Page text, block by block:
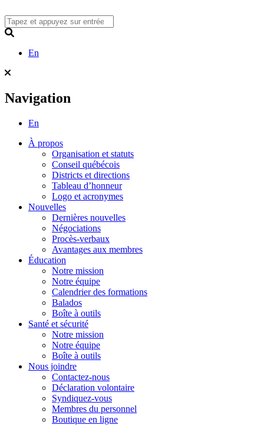
to
content
En
Navigation
En
À propos
Organisation et statuts
Conseil québécois
Districts et directions
Tableau d’honneur
Logo et acronymes
Nouvelles
Dernières nouvelles
Négociations
Procès-verbaux
Avantages aux membres
Éducation
Notre mission
Notre équipe
Calendrier des formations
Balados
Boîte à outils
Santé et sécurité
Notre mission
Notre équipe
Boîte à outils
Nous joindre
Contactez-nous
Déclaration volontaire
Syndiquez-vous
Membres du personnel
Boutique en ligne